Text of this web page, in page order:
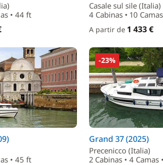
• 44 ft
Casale sul sile (Italia)
4 Cabinas • 10
A partir de 1 433 €
• 45 ft
-23%
Grand 37 (2025)
Precenicco (Italia)
2 Cabinas • 4 Camas